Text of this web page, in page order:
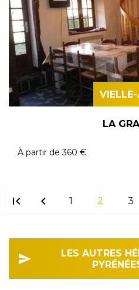
VIELLE-
LA
À partir de360 €
first_page chevron_left 1 2 3
LES AUTRES